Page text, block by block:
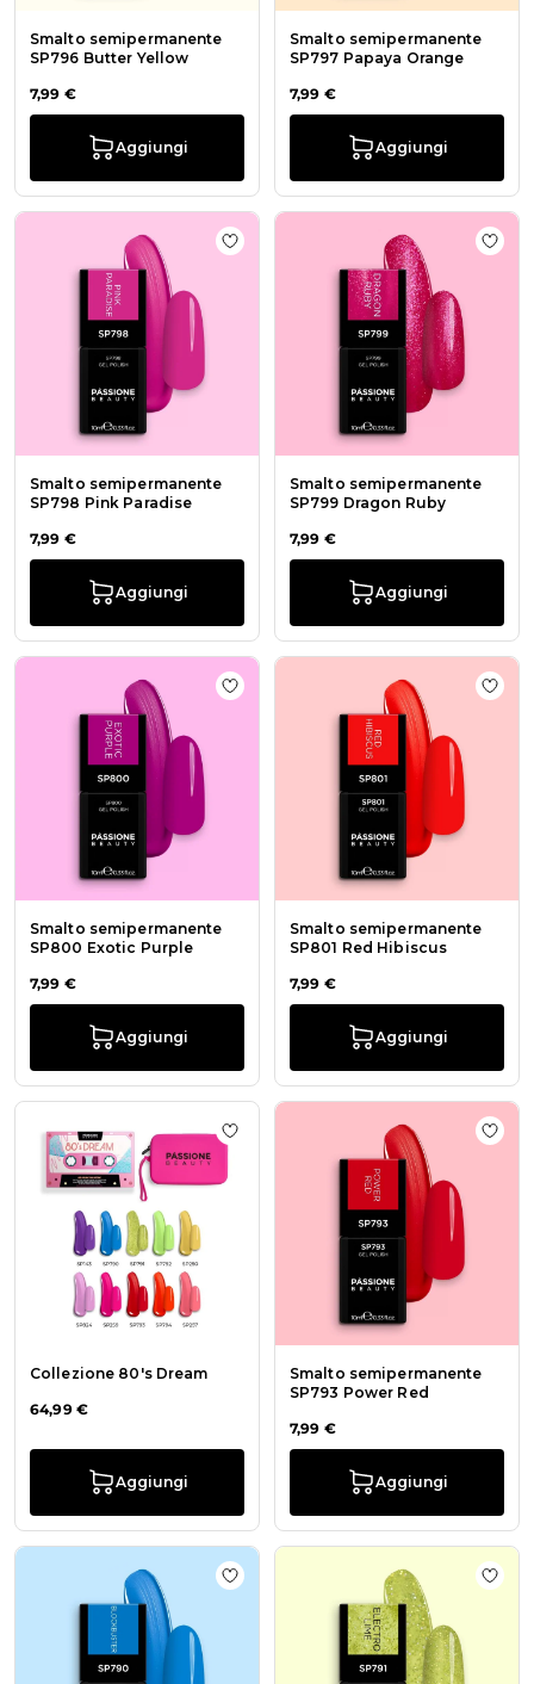
Smalto semipermanente
SP796 Butter Yellow
7,99 €
Aggiungi
Smalto semipermanente
SP797 Papaya Orange
7,99 €
Aggiungi
Smalto semipermanente
SP798 Pink Paradise
7,99 €
Aggiungi
Aggiungi alla wishlist Smalto
Smalto semipermanente
SP799 Dragon Ruby
7,99 €
Aggiungi
Smalto semipermanente
SP800 Exotic Purple
7,99 €
Aggiungi
Aggiungi alla wishlist Smalto
Smalto semipermanente
SP801 Red Hibiscus
7,99 €
Aggiungi
Collezione 80's Dream
64,99 €
Aggiungi
Aggiungi alla wishlist Collezione
Smalto semipermanente
SP793 Power Red
7,99 €
Aggiungi
Aggiungi alla wishlist Smalto